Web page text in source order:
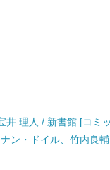
井 理人 / 新書館 [コミ
ン・ドイル、竹内良